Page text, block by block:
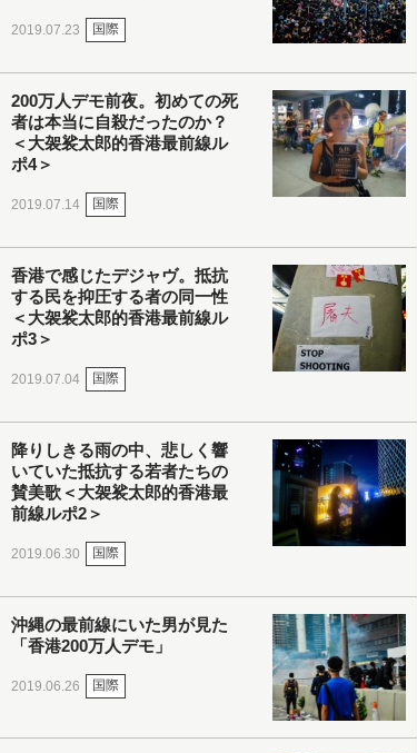
2019.07.23 国際
200万人デモ前夜。初めての死
者は本当に自殺だったのか？
＜大袈裟太郎的香港最前線ル
ポ4＞
2019.07.14 国際
香港で感じたデジャヴ。抵抗
する民を抑圧する者の同一性
＜大袈裟太郎的香港最前線ル
ポ3＞
2019.07.04 国際
降りしきる雨の中、悲しく響
いていた抵抗する若者たちの
賛美歌＜大袈裟太郎的香港最
前線ルポ2＞
2019.06.30 国際
沖縄の最前線にいた男が見た
「香港200万人デモ」
2019.06.26 国際